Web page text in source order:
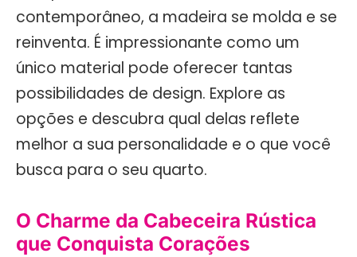
contemporâneo, a madeira se molda e se
reinventa. É impressionante como um
único material pode oferecer tantas
possibilidades de design. Explore as
opções e descubra qual delas reflete
melhor a sua personalidade e o que você
busca para o seu quarto.
O Charme da Cabeceira Rústica
que Conquista Corações